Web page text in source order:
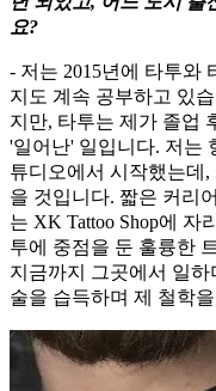
요?
- 저는 2015년에 타투와
지도 계속 공부하고 있
지만, 타투는 제가 졸업
'일어난' 일입니다. 저는
튜디오에서 시작했는데
을 것입니다. 짧은 커리
는 XK Tattoo Shop에 자
투에 중점을 둔 훌륭한
지금까지 그곳에서 일하
술을 습득하며 제 철학